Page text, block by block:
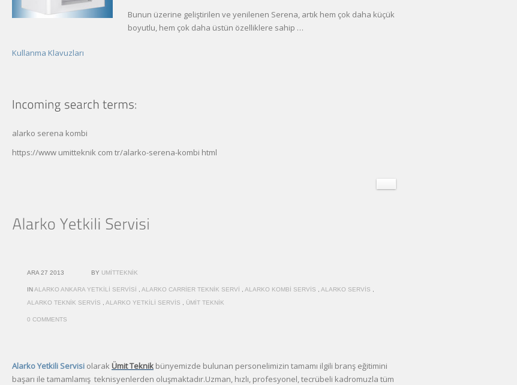
Bunun üzerine geliştirilen ve yenilenen Serena, artık hem çok daha küçük
boyutlu, hem çok daha üstün özelliklere sahip …
Kullanma Klavuzları
alarko serena kombi
https://www umitteknik com tr/alarko-serena-kombi html
ARA 27 2013 BY UMITTEKNIK
INALARKO ANKARA YETKILI SERVISI ALARKO CARRIER TEKNIK SERVI ALARKO KOMBI SERVIS ALARKO SERVIS
ALARKO TEKNIK SERVIS
ALARKO YETKILI SERVIS ÜMIT TEKNIK
0 COMMENTS
Alarko Yetkili Servisi olarak Ümit Teknik bünyemizde bulunan personelimizin tamamı ilgili branş eğitimini
başarı ile tamamlamış teknisyenlerden oluşmaktadır.Uzman, hızlı, profesyonel, tecrübeli kadromuzla tüm